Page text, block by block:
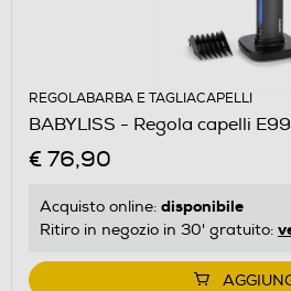
REGOLABARBA E TAGLIACAPELLI
BABYLISS - Regola capelli
€ 76,90
Acquisto online: disponibile
Ritiro in negozio in 30' gratuito: